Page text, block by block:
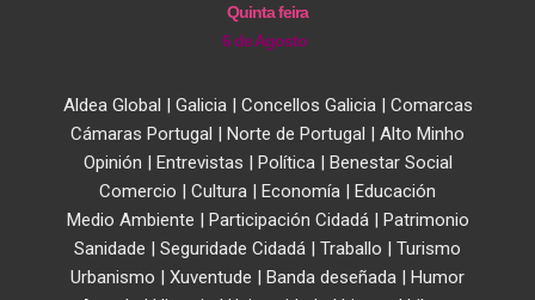
Quinta feira
6 de Agosto
Aldea Global | Galicia| Concellos Galicia| Comarcas
Cámaras Portugal | Norte de Portugal | Alto Minho
Opinión | Entrevistas | Política| Benestar Social
Comercio | Cultura | Economía | Educación
Medio Ambiente | Participación Cidadá| Patrimonio
Sanidade | Seguridade Cidadá | Traballo | Turismo
Urbanismo | Xuventude | Banda deseñada | Humor